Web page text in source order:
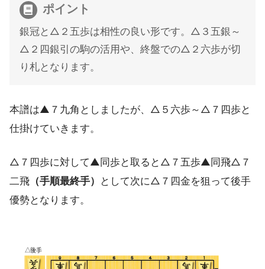
ポイント
銀冠と△２五歩は相性の良い形です。△３五銀～
△２四銀引の駒の活用や、終盤での△２六歩が切
り札となります。
本譜は▲７九角としましたが、△５六歩～△７四歩と
仕掛けていきます。
△７四歩に対して▲同歩と取ると△７五歩▲同飛△７
二飛 （手順最終手）
として次に△７四金を狙って後手
優勢となります。